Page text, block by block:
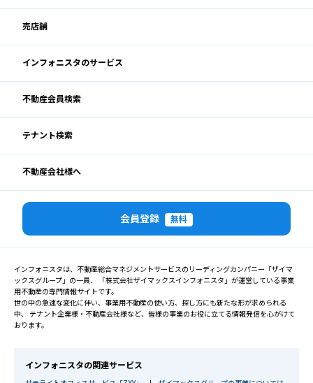
売店舗
インフォニスタのサービス
不動産会員検索
テナント検索
不動産会社様へ
会員登録 無料
インフォニスタは、不動産総合マネジメントサービスのリーディングカンパニー「ザイマ
ックスグループ」の一員、 「株式会社ザイマックスインフォニスタ」が運営している事業
用不動産の専門情報サイトです。
世の中の急速な変化に伴い、事業用不動産の使い方、探し方にも新たな形が求められる
中、 テナント企業様・不動産会社様など、皆様の事業のお役に立てる情報発信を心がけて
おります。
インフォニスタの関連サービス